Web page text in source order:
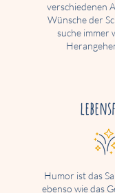
verschiedenen
Wünsche der
suche immer
Humor ist das
ebenso wie das